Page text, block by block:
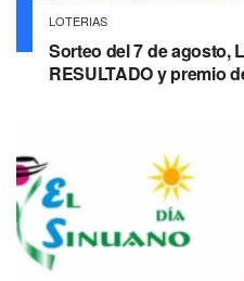
LOTERIAS
Sorteo del 7 de agosto,
RESULTADO y premio